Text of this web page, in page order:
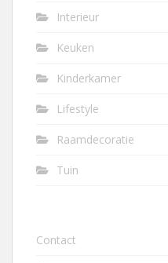
Interieur
Keuken
Kinderkamer
Lifestyle
Raamdecoratie
Tuin
Contact